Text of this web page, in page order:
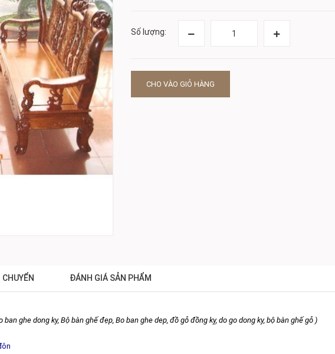
Số lượng:
CHO VÀO GIỎ HÀNG
ĐÁNH GIÁ SẢN PHẨM
ghe dong ky, Bộ bàn ghế đẹp, Bo ban ghe dep, đồ gỗ đồng kỵ, do go dong ky, bộ bàn ghế gỗ )